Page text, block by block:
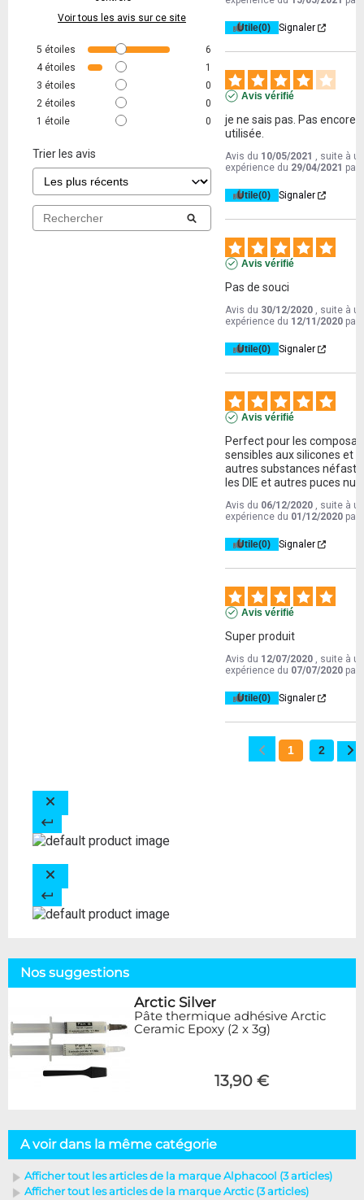
Voir tous les avis sur ce site
5 étoiles
6
4 étoiles
1
3 étoiles
0
2 étoiles
0
1 étoile 0
Trier les avis
Utile(0) Signaler
Avis vérifié
je ne sais pas. Pas encore
utilisée.
Avis du 10/05/2021 , suite à
expérience du 29/04/2021 par
Utile(0) Signaler
Avis vérifié
Pas de souci
Avis du 30/12/2020 , suite à
expérience du 12/11/2020 par
Utile(0) Signaler
Avis vérifié
Perfect pour les
sensibles aux silicones et
autres substances
les DIE et autres puces
Avis du 06/12/2020 , suite à
expérience du 01/12/2020 par
Utile(0) Signaler
Avis vérifié
Super produit
Avis du 12/07/2020 , suite à
expérience du 07/07/2020 par
Utile(0) Signaler
1 2
Nos suggestions
Arctic Silver
Pâte thermique adhésive Arctic
Ceramic Epoxy (2 x 3g)
13,90 €
A voir dans la même catégorie
Afficher tout les articles de la marque Alphacool (3 articles)
Afficher tout les articles de la marque Arctic (3 articles)